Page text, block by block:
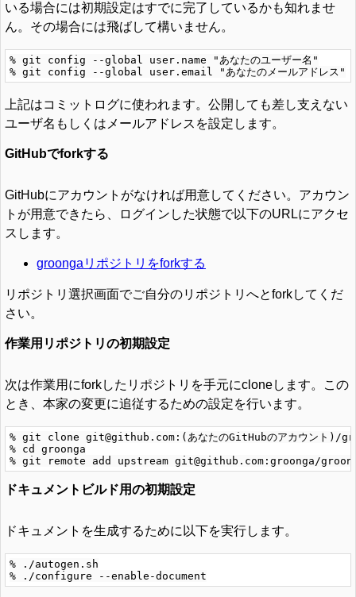
いる場合には初期設定はすでに完了しているかも知れませ
ん。その場合には飛ばして構いません。
% git config --global user.name "あなたのユーザー名"
上記はコミットログに使われます。公開しても差し支えない
ユーザ名もしくはメールアドレスを設定します。
GitHubでforkする
GitHubにアカウントがなければ用意してください。アカウン
トが用意できたら、ログインした状態で以下のURLにアクセ
スします。
groongaリポジトリをforkする
リポジトリ選択画面でご自分のリポジトリへとforkしてくだ
さい。
作業用リポジトリの初期設定
次は作業用にforkしたリポジトリを手元にcloneします。この
とき、本家の変更に追従するための設定を行います。
% git clone git@github.com:(あなたのGitHubのアカウント)/
% cd groonga
ドキュメントビルド用の初期設定
ドキュメントを生成するために以下を実行します。
% ./autogen.sh